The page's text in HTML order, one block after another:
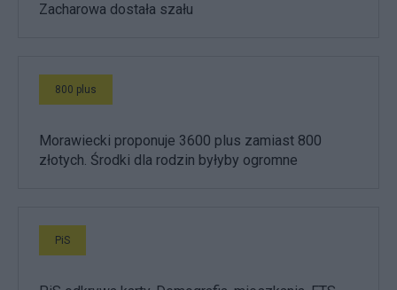
Zacharowa dostała szału
800 plus
Morawiecki proponuje 3600 plus zamiast 800
złotych. Środki dla rodzin byłyby ogromne
PiS